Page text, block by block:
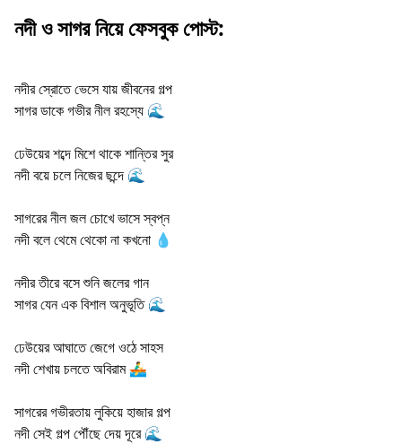
নদী ও সাগর নিয়ে ফেসবুক পোস্ট:
নদীর স্রোতে ভেসে যায় জীবনের গল্প
সাগর ডাকে গভীর নীল রহস্যে 🌊
ঢেউয়ের শব্দে মিশে থাকে শান্তির সুর
নদী বয়ে চলে নিজের ছন্দে 🌊
সাগরের নীল জল চোখে ভাসে স্বপ্ন
নদী বলে থেমে থেকো না কখনো 💧
নদীর তীরে বসে শুনি জলের গান
সাগর যেন এক বিশাল অনুভূতি 🌊
ঢেউয়ের আঘাতে জেগে ওঠে সাহস
নদী শেখায় চলতে অবিরাম 🚣‍♂️
সাগরের গভীরতায় লুকিয়ে হাজার গল্প
নদী সেই গল্প পৌঁছে দেয় দূরে 🌊